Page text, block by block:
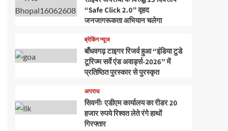
“Safe Click 2.0” वृहद
जनजागरूकता अभियान चलेगा
ब्रेकिंग न्यूज
बाँधवगढ़ टाइगर रिजर्व हुआ “इंडिया टुडे
टूरिज्म सर्वे एंड अवार्ड्स-2026” में
प्रतिष्ठित पुरस्कार से पुरस्कृत
अपराध
सिवनीः एडीएम कार्यालय का रीडर 20
हजार रुपये रिश्वत लेते रंगे हाथों
गिरफ्तार